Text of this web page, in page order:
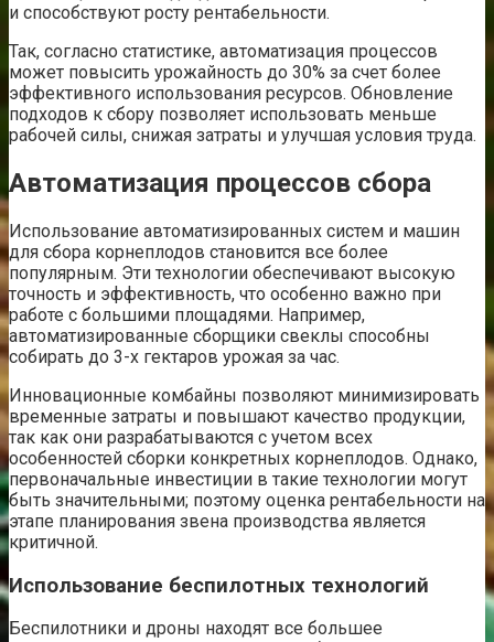
и способствуют росту рентабельности.
Так, согласно статистике, автоматизация процессов
может повысить урожайность до 30% за счет более
эффективного использования ресурсов. Обновление
подходов к сбору позволяет использовать меньше
рабочей силы, снижая затраты и улучшая условия труда.
Автоматизация процессов сбора
Использование автоматизированных систем и машин
для сбора корнеплодов становится все более
популярным. Эти технологии обеспечивают высокую
точность и эффективность, что особенно важно при
работе с большими площадями. Например,
автоматизированные сборщики свеклы способны
собирать до 3-х гектаров урожая за час.
Инновационные комбайны позволяют минимизировать
временные затраты и повышают качество продукции,
так как они разрабатываются с учетом всех
особенностей сборки конкретных корнеплодов. Однако,
первоначальные инвестиции в такие технологии могут
быть значительными; поэтому оценка рентабельности на
этапе планирования звена производства является
критичной.
Использование беспилотных технологий
Беспилотники и дроны находят все большее